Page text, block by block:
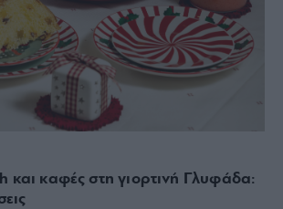
και καφές στη γιορτινή Γλυφάδα: